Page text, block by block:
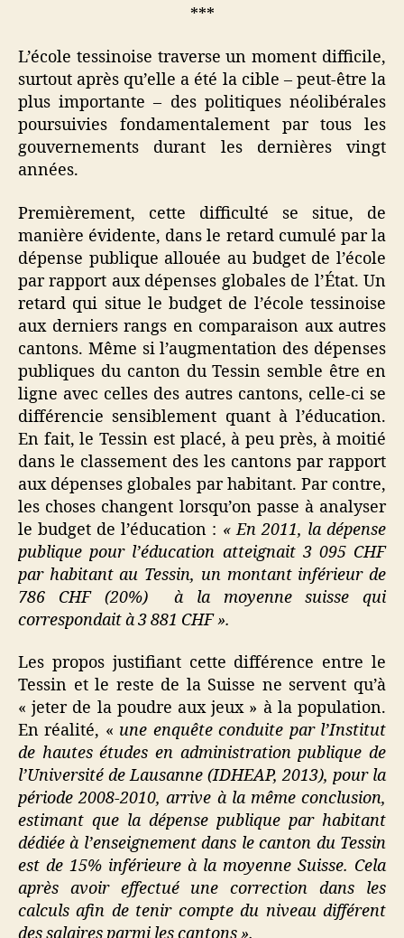
***
L’école tessinoise traverse un moment difficile,
surtout après qu’elle a été la cible – peut-être la
plus importante – des politiques néolibérales
poursuivies fondamentalement par tous les
gouvernements durant les dernières vingt
années.
Premièrement, cette difficulté se situe, de
manière évidente, dans le retard cumulé par la
dépense publique allouée au budget de l’école
par rapport aux dépenses globales de l’État. Un
retard qui situe le budget de l’école tessinoise
aux derniers rangs en comparaison aux autres
cantons. Même si l’augmentation des dépenses
publiques du canton du Tessin semble être en
ligne avec celles des autres cantons, celle-ci se
différencie sensiblement quant à l’éducation.
En fait, le Tessin est placé, à peu près, à moitié
dans le classement des les cantons par rapport
aux dépenses globales par habitant. Par contre,
les choses changent lorsqu’on passe à analyser
le budget de l’éducation : « En 2011, la dépense
publique pour l’éducation atteignait 3 095 CHF
par habitant au Tessin, un montant inférieur de
786 CHF (20%) à la moyenne suisse qui
correspondait à 3 881 CHF ».
Les propos justifiant cette différence entre le
Tessin et le reste de la Suisse ne servent qu’à
« jeter de la poudre aux jeux » à la population.
En réalité, « une enquête conduite par l’Institut
de hautes études en administration publique de
l’Université de Lausanne (IDHEAP, 2013), pour la
période 2008-2010, arrive à la même conclusion,
estimant que la dépense publique par habitant
dédiée à l’enseignement dans le canton du Tessin
est de 15% inférieure à la moyenne Suisse. Cela
après avoir effectué une correction dans les
calculs afin de tenir compte du niveau différent